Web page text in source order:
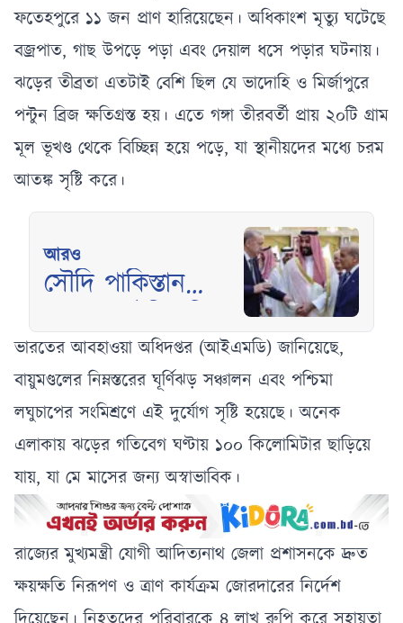
ফতেহপুরে ১১ জন প্রাণ হারিয়েছেন। অধিকাংশ মৃত্যু ঘটেছে
বজ্রপাত, গাছ উপড়ে পড়া এবং দেয়াল ধসে পড়ার ঘটনায়।
ঝড়ের তীব্রতা এতটাই বেশি ছিল যে ভাদোহি ও মির্জাপুরে
পন্টুন ব্রিজ ক্ষতিগ্রস্ত হয়। এতে গঙ্গা তীরবর্তী প্রায় ২০টি গ্রাম
মূল ভূখণ্ড থেকে বিচ্ছিন্ন হয়ে পড়ে, যা স্থানীয়দের মধ্যে চরম
আতঙ্ক সৃষ্টি করে।
আরও
সৌদি পাকিস্তান
যৌথ প্রতিরক্ষা চুক্তি
স্বাক্ষর, যুক্তরাষ্ট্রের
উদ্বেগ
ভারতের আবহাওয়া অধিদপ্তর (আইএমডি) জানিয়েছে,
বায়ুমণ্ডলের নিম্নস্তরের ঘূর্ণিঝড় সঞ্চালন এবং পশ্চিমা
লঘুচাপের সংমিশ্রণে এই দুর্যোগ সৃষ্টি হয়েছে। অনেক
এলাকায় ঝড়ের গতিবেগ ঘণ্টায় ১০০ কিলোমিটার ছাড়িয়ে
যায়, যা মে মাসের জন্য অস্বাভাবিক।
রাজ্যের মুখ্যমন্ত্রী যোগী আদিত্যনাথ জেলা প্রশাসনকে দ্রুত
ক্ষয়ক্ষতি নিরূপণ ও ত্রাণ কার্যক্রম জোরদারের নির্দেশ